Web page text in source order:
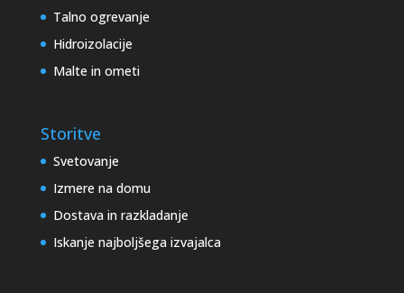
Talno ogrevanje
Hidroizolacije
Malte in ometi
Storitve
Svetovanje
Izmere na domu
Dostava in razkladanje
Iskanje najboljšega izvajalca